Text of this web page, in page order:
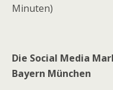
Minuten)
Die Social Media
Bayern München